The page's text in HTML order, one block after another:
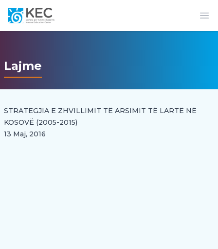
Lajme
STRATEGJIA E ZHVILLIMIT TË ARSIMIT TË LARTË NË
KOSOVË (2005-2015)
13 Maj, 2016